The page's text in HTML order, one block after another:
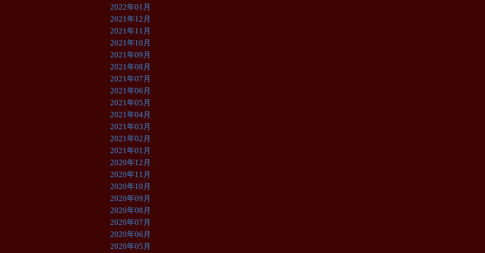
2022年01月
2021年12月
2021年11月
2021年10月
2021年09月
2021年08月
2021年07月
2021年06月
2021年05月
2021年04月
2021年03月
2021年02月
2021年01月
2020年12月
2020年11月
2020年10月
2020年09月
2020年08月
2020年07月
2020年06月
2020年05月